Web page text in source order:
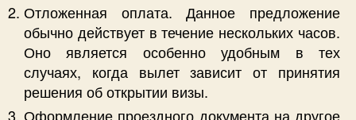
Отложенная оплата. Данное предложение
обычно действует в течение нескольких часов.
Оно является особенно удобным в тех
случаях, когда вылет зависит от принятия
решения об открытии визы.
Оформление проездного документа на другое